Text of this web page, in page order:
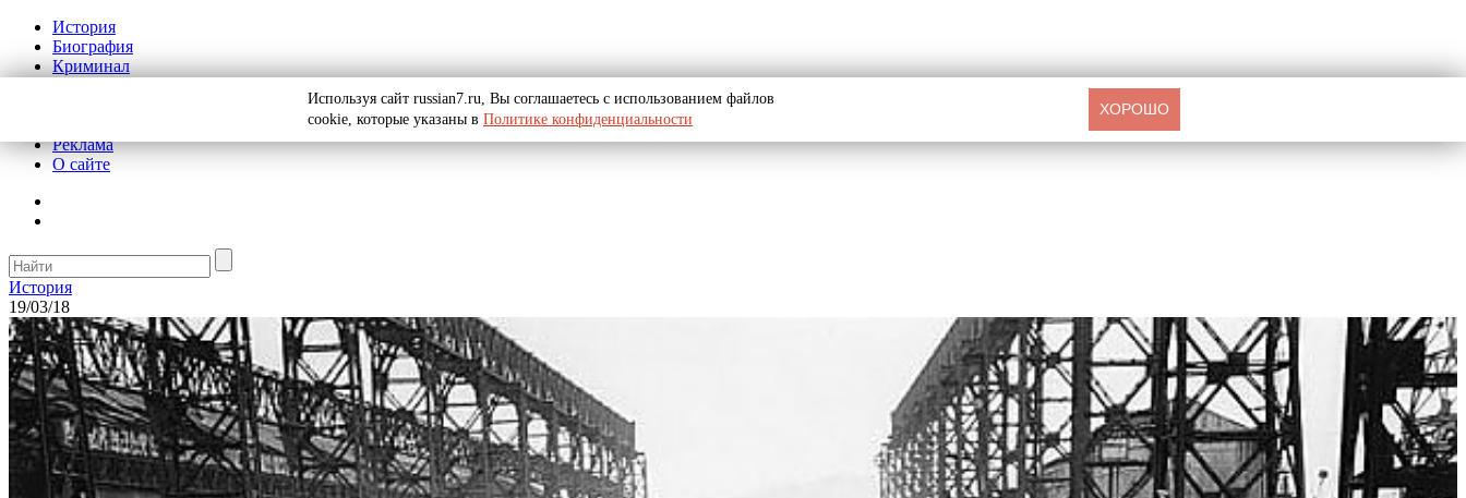
История
Биография
Криминал
Реклама
О сайте
История
19/03/18
Используя сайт russian7.ru, Вы соглашаетесь с использованием файлов
cookie, которые указаны в Политике конфиденциальности
ХОРОШО